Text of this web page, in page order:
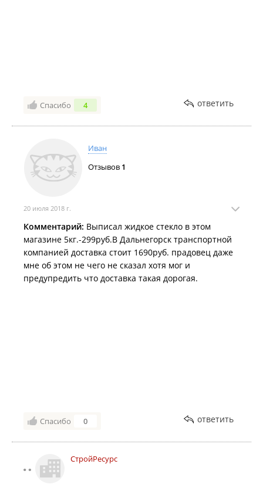
Спасибо 4 ответить
Иван
Отзывов 1
20 июля 2018 г.
Комментарий: Выписал жидкое стекло в этом
магазине 5кг.-299руб.В Дальнегорск транспортной
компанией доставка стоит 1690руб. прадовец даже
мне об этом не чего не сказал хотя мог и
предупредить что доставка такая дорогая.
Спасибо 0 ответить
СтройРесурс